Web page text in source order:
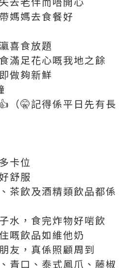
媽媽去食餐好
喜食放題
滿足花心嘅我地之餘
做夠新鮮
（🤫記得係平日先有長
卡位
舒服
茶飲及酒精類飲品都係
水，食完炸物好啱飲
嘅飲品如維他奶
友，真係照顧周到
青口、泰式鳳爪、藤椒